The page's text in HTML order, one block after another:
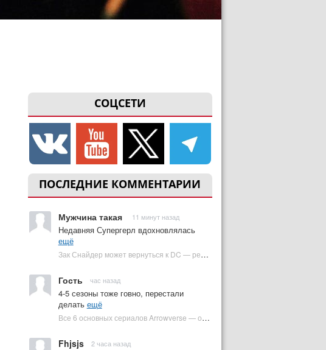
СОЦСЕТИ
ПОСЛЕДНИЕ КОММЕНТАРИИ
Мужчина такая 11 минут назад
Недавняя Супергерл вдохновлялась
ещё
Зак Снайдер может вернуться к DC — режиссер общался с Warner Bros. (фото) | Plugged In Ru
Гость час назад
4-5 сезоны тоже говно, перестали
делать ещё
Все 6 основных сериалов Arrowverse — от худшего к лучшему | Plugged In Ru
Fhjsjs 2 часа назад